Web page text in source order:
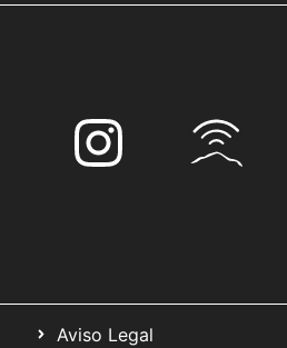
Aviso Legal